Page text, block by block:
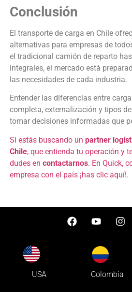
Conclusión
El transporte de carga en Chile
alternativas para empresas de
el tradicional camión de reparto
integrales, el mercado está
las necesidades de cada industria.
Entender las diferencias entre
completa, externalización y tipos
tomar decisiones informadas que
Si estás buscando un partner
Chile, que entienda tu operación y
dudes en contactarnos. En Quick,
empresa con el país ¡has clic aquí!.
USA Colombia